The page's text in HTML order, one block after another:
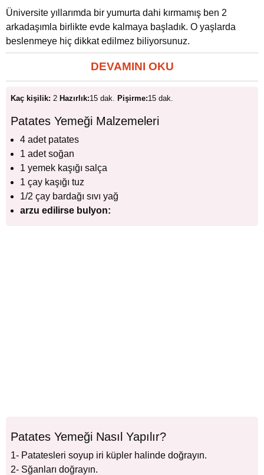
Üniversite yıllarımda bir yumurta dahi kırmamış ben 2
arkadaşımla birlikte evde kalmaya başladık. O yaşlarda
beslenmeye hiç dikkat edilmez biliyorsunuz.
DEVAMINI OKU
Kaç kişilik: 2 Hazırlık:15 dak. Pişirme:15 dak.
Patates Yemeği Malzemeleri
4 adet patates
1 adet soğan
1 yemek kaşığı salça
1 çay kaşığı tuz
1/2 çay bardağı sıvı yağ
arzu edilirse bulyon:
Patates Yemeği Nasıl Yapılır?
1- Patatesleri soyup iri küpler halinde doğrayın.
2- Sğanları doğrayın.